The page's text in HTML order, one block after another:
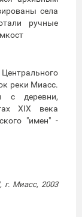
села
ручные
реки Миасс.
с деревни,
XIX века
"имен" -
г. Миасс, 2003